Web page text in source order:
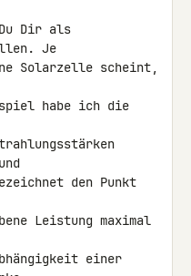
Dir als
Je
Solarzelle scheint,
habe ich die
den Punkt
Leistung maximal
einer